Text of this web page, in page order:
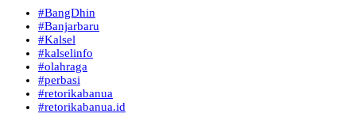
#BangDhin
#Banjarbaru
#Kalsel
#kalselinfo
#olahraga
#perbasi
#retorikabanua
#retorikabanua.id